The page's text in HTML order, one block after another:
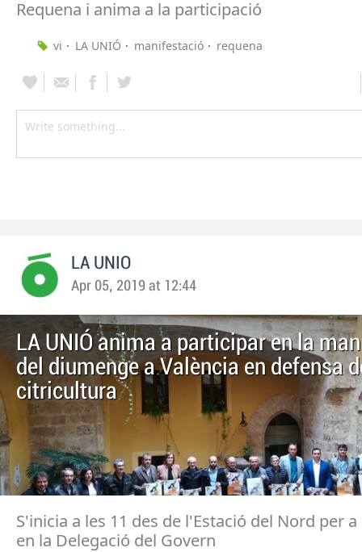
Requena i anima a la participació
vi LA UNIÓ manifestació requena
LA UNIO
Apr 05, 2019 at 12:44
LA UNIÓ anima a participar en la
del diumenge a València en defensa
citricultura
S'inicia a les 11 des de l'Estació del Nord per
en la Delegació del Govern